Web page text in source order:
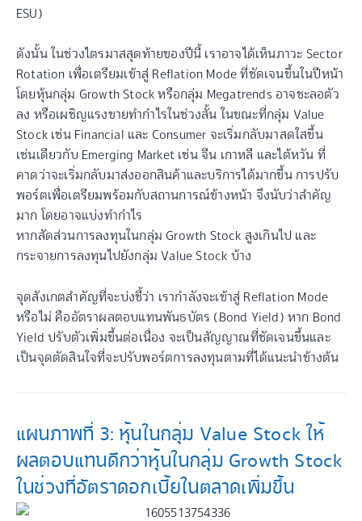
ESU)
ดังนั้น ในช่วงไตรมาสสุดท้ายของปีนี้ เราอาจได้เห็นภาวะ Sector
Rotation เพื่อเตรียมเข้าสู่ Reflation Mode ที่ชัดเจนขึ้นในปีหน้า
โดยหุ้นกลุ่ม Growth Stock หรือกลุ่ม Megatrends อาจชะลอตัว
ลง หรือเผชิญแรงขายทำกำไรในช่วงสั้น ในขณะที่กลุ่ม Value
Stock เช่น Financial และ Consumer จะเริ่มกลับมาสดใสขึ้น
เช่นเดียวกับ Emerging Market เช่น จีน เกาหลี และไต้หวัน ที่
คาดว่าจะเริ่มกลับมาส่งออกสินค้าและบริการได้มากขึ้น การปรับ
พอร์ตเพื่อเตรียมพร้อมกับสถานการณ์ข้างหน้า จึงนับว่าสำคัญ
มาก โดยอาจแบ่งทำกำไร
หากสัดส่วนการลงทุนในกลุ่ม Growth Stock สูงเกินไป และ
กระจายการลงทุนไปยังกลุ่ม Value Stock บ้าง
จุดสังเกตสำคัญที่จะบ่งชี้ว่า เรากำลังจะเข้าสู่ Reflation Mode
หรือไม่ คืออัตราผลตอบแทนพันธบัตร (Bond Yield) หาก Bond
Yield ปรับตัวเพิ่มขึ้นต่อเนื่อง จะเป็นสัญญาณที่ชัดเจนขึ้นและ
เป็นจุดตัดสินใจที่จะปรับพอร์ตการลงทุนตามที่ได้แนะนำข้างต้น
แผนภาพที่ 3: หุ้นในกลุ่ม Value Stock ให้
ผลตอบแทนดีกว่าหุ้นในกลุ่ม Growth Stock
ในช่วงที่อัตราดอกเบี้ยในตลาดเพิ่มขึ้น